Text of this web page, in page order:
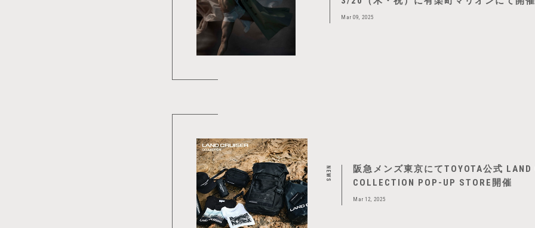
Mar 09, 2025
NEWS
阪急メンズ東京にてTOYOTA公式 LAND
COLLECTION POP-UP STORE開催
Mar 12, 2025